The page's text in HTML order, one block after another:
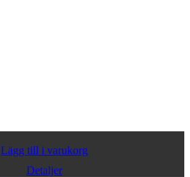
Lägg till i varukorg
Detaljer